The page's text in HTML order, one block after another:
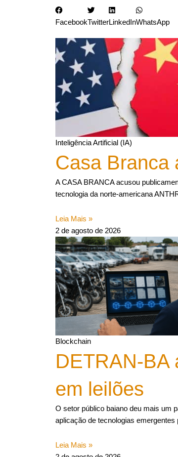
FacebookTwitterLinkedInWhatsApp
Inteligência Artificial (IA)
Casa Branca
A CASA BRANCA acusou
tecnologia da norte-americana
Leia Mais »
2 de agosto de 2026
Blockchain
DETRAN-BA
em leilões
O setor público baiano deu mais um
aplicação de tecnologias
Leia Mais »